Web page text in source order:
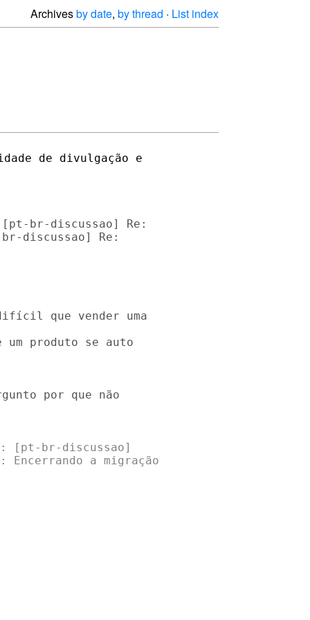
Archivesby date, by thread · List index
de divulgação e
br-discussao] Re:
discussao] Re:
que vender uma
um produto se auto
por que não
[pt-br-discussao]
a migração